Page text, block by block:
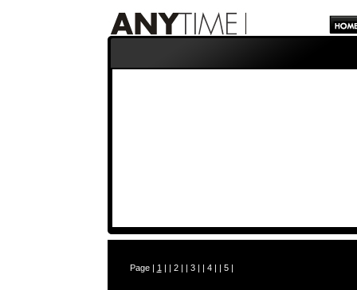
Page | 1 | | 2| | 3| | 4| | 5|